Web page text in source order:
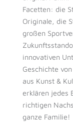
Facetten: die
Originale, die
großen
innovativen
Geschichte
aus Kunst &
erklären jedes
richtigen
ganze Familie!